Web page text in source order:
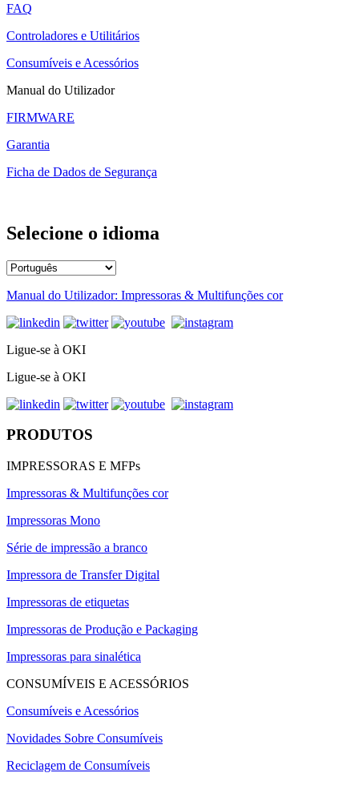
FAQ
Controladores e Utilitários
Consumíveis e Acessórios
Manual do Utilizador
FIRMWARE
Garantia
Ficha de Dados de Segurança
Selecione o idioma
Manual do Utilizador: Impressoras & Multifunções cor
Ligue-se à OKI
Ligue-se à OKI
PRODUTOS
IMPRESSORAS E MFPs
Impressoras & Multifunções cor
Impressoras Mono
Série de impressão a branco
Impressora de Transfer Digital
Impressoras de etiquetas
Impressoras de Produção e Packaging
Impressoras para sinalética
CONSUMÍVEIS E ACESSÓRIOS
Consumíveis e Acessórios
Novidades Sobre Consumíveis
Reciclagem de Consumíveis